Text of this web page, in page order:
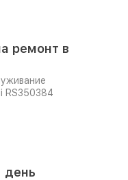
ремонт в
RS350384
день